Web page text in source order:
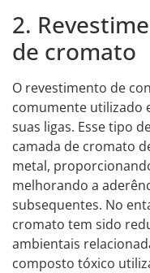
2.
de cromato
O revestimento de
comumente utilizado
suas ligas. Esse tipo
camada de cromato
metal,
melhorando a
subsequentes. No
cromato tem sido
ambientais
composto tóxico